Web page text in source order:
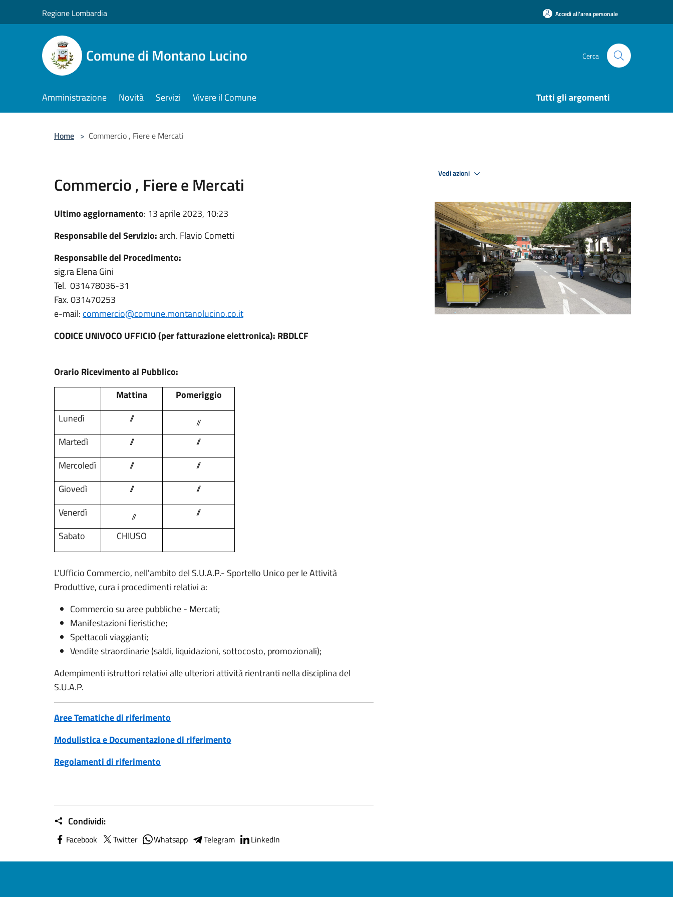
Regione Lombardia Accedi all'area personale
Comune di Montano Lucino Cerca
Amministrazione Novità Servizi Vivere il Comune Tutti gli argomenti
Home > Commercio , Fiere e Mercati
Commercio , Fiere e Mercati
Ultimo aggiornamento: 13 aprile 2023, 10:23
Responsabile del Servizio:arch. Flavio Cometti
Responsabile del Procedimento:
sig.ra Elena Gini
Tel. 031478036-31
Fax. 031470253
e-mail: commercio@comune.montanolucino.co.it
CODICE UNIVOCO UFFICIO (per fatturazione elettronica): RBDLCF
Orario Ricevimento al Pubblico:
Mattina
Pomeriggio
Lunedì
// //
Martedì //
//
Mercoledì
//
//
Giovedì
//
//
Venerdì
//
//
Sabato
CHIUSO
L'Ufficio Commercio, nell'ambito del S.U.A.P.- Sportello Unico per le Attività
Produttive, cura i procedimenti relativi a:
Commercio su aree pubbliche - Mercati;
Manifestazioni fieristiche;
Spettacoli viaggianti;
Vendite straordinarie (saldi, liquidazioni, sottocosto, promozionali);
Adempimenti istruttori relativi alle ulteriori attività rientranti nella disciplina del
S.U.A.P.
Aree Tematiche di riferimento
Modulistica e Documentazione di riferimento
Regolamenti di riferimento
Condividi:
Facebook Twitter Whatsapp Telegram LinkedIn
Vedi azioni